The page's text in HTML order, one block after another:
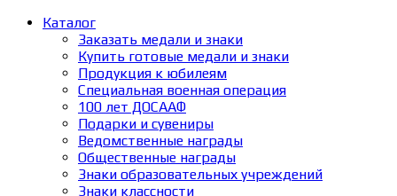
Каталог
Заказать медали и знаки
Купить готовые медали и знаки
Продукция к юбилеям
Специальная военная операция
100 лет ДОСААФ
Подарки и сувениры
Ведомственные награды
Общественные награды
Знаки образовательных учреждений
Знаки классности